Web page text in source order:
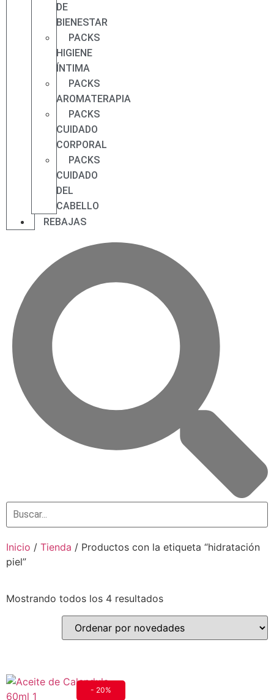
DE
BIENESTAR
PACKS
HIGIENE
ÍNTIMA
PACKS
AROMATERAPIA
PACKS
CUIDADO
CORPORAL
PACKS
CUIDADO
DEL
CABELLO
REBAJAS
Inicio / Tienda / Productos con la etiqueta “hidratación
piel”
Mostrando todos los 4 resultados
- 20%